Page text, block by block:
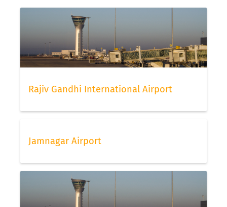
Rajiv Gandhi International Airport
Jamnagar Airport